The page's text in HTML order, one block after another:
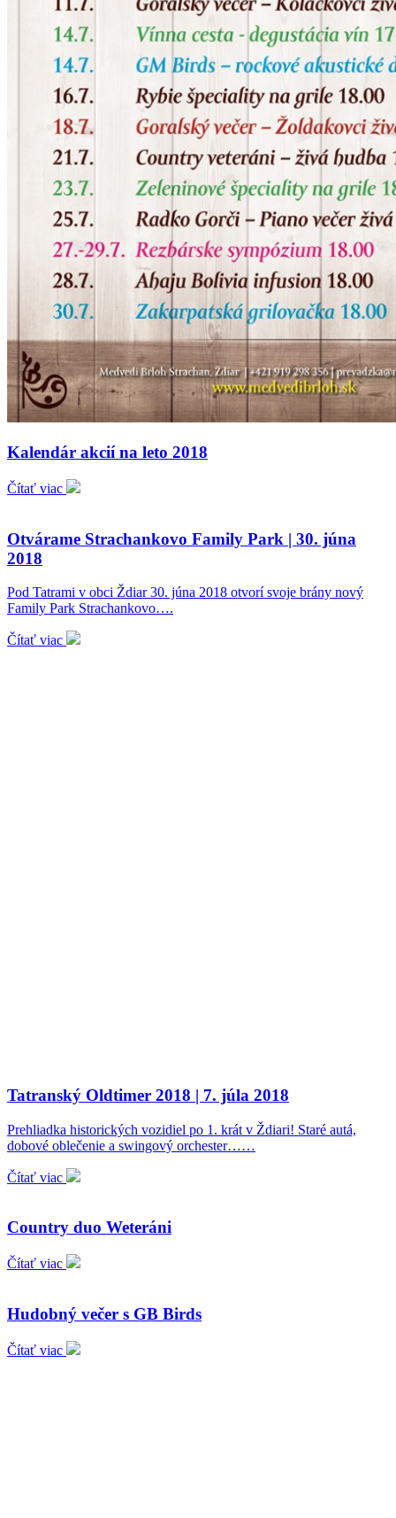
Kalendár akcií na leto 2018
Čítať viac
Otvárame Strachankovo Family Park | 30. júna
2018
Pod Tatrami v obci Ždiar 30. júna 2018 otvorí svoje brány nový
Family Park Strachankovo….
Čítať viac
Tatranský Oldtimer 2018 | 7. júla 2018
Prehliadka historických vozidiel po 1. krát v Ždiari! Staré autá,
dobové oblečenie a swingový orchester……
Čítať viac
Country duo Weteráni
Čítať viac
Hudobný večer s GB Birds
Čítať viac